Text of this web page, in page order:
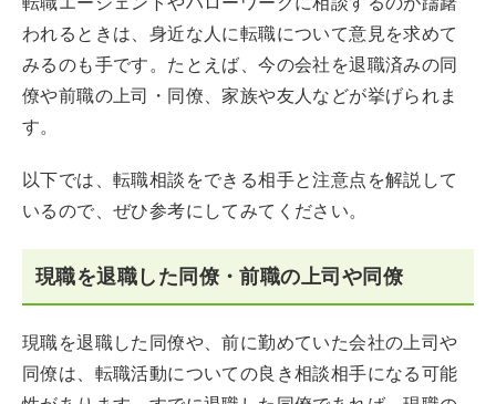
われるときは、身近な人に転職について意見を求めて
みるのも手です。たとえば、今の会社を退職済みの同
僚や前職の上司・同僚、家族や友人などが挙げられま
す。
以下では、転職相談をできる相手と注意点を解説して
いるので、ぜひ参考にしてみてください。
現職を退職した同僚・前職の上司や同僚
現職を退職した同僚や、前に勤めていた会社の上司や
同僚は、転職活動についての良き相談相手になる可能